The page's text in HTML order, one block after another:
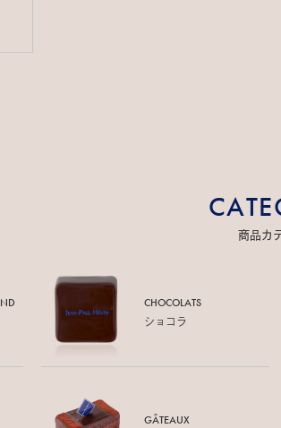
商品カ
CHOCOLATS
ショコラ
GÂTEAUX